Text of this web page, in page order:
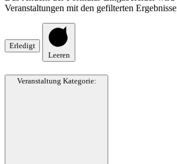
Veranstaltungen mit den gefilterten
Erledigt
Leeren
Veranstaltung Kategorie: